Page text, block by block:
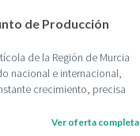
de Producción
de la Región de Murcia
nacional e internacional,
crecimiento, precisa
Ver oferta completa